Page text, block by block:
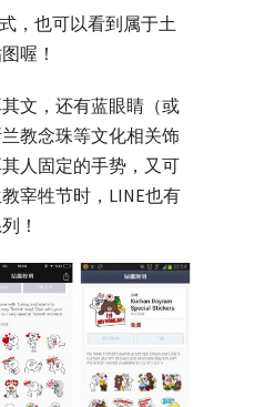
，也可以看到属于土
喔！
文，还有蓝眼睛（或
教念珠等文化相关饰
人固定的手势，又可
宰牲节时，LINE也有
！